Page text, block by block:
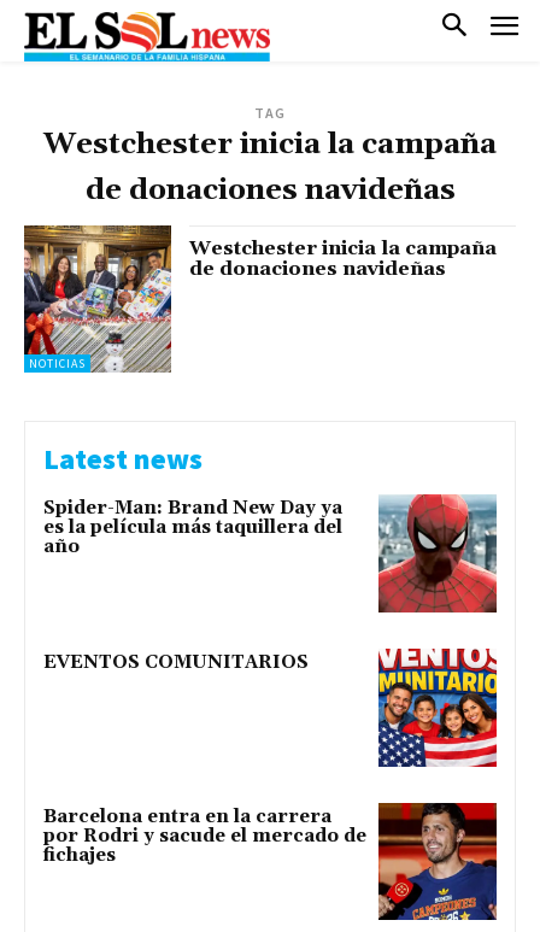
TAG
Westchester inicia la campaña
de donaciones navideñas
NOTICIAS
Westchester inicia la campaña
de donaciones navideñas
Latest news
Spider-Man: Brand New Day ya
es la película más taquillera del
año
EVENTOS COMUNITARIOS
Barcelona entra en la carrera
por Rodri y sacude el mercado de
fichajes